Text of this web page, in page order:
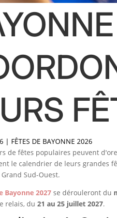
| FÊTES DE BAYONNE 2026
de fêtes populaires peuvent
le calendrier de leurs grandes
Sud-Ouest.
Bayonne 2027 se dérouleront du
relais, du21 au 25 juillet 2027.